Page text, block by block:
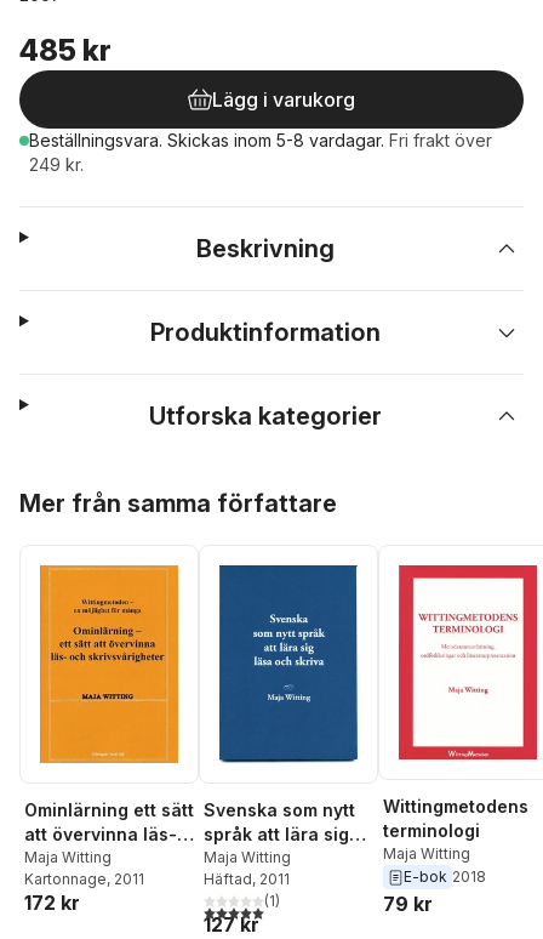
485 kr
Lägg i varukorg
Beställningsvara. Skickas inom 5-8 vardagar. Fri frakt över
249 kr.
Beskrivning
Produktinformation
Utforska kategorier
Mer från samma författare
Ominlärning ett sätt
att övervinna läs-
och
skrivsvårigheter
Maja Witting
Kartonnage, 2011
172 kr
Svenska som nytt
språk att lära sig
läsa och skriva
Maja Witting
Häftad, 2011
5,0utav 5 stjärnor. Totalt antal röster:
(1)
127 kr
Wittingmetodens
terminologi
Maja Witting
E-bok 2018
79 kr